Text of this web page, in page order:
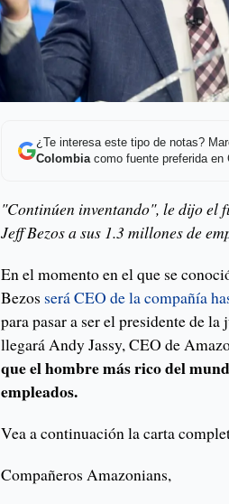
¿Te interesa este tipo de notas?
Colombiacomo fuente preferida en
"Continúen inventando", le dijo el
Jeff Bezos a sus 1.3 millones de
En el momento en el que se
Bezos será CEO de la compañía
para pasar a ser el presidente de
llegará Andy Jassy, CEO de
que el hombre más rico del
empleados.
Vea a continuación la carta
Compañeros Amazonians,